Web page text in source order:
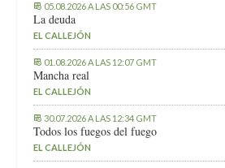
05.08.2026 A LAS 00:56 GMT
La deuda
EL CALLEJÓN
01.08.2026 A LAS 12:07 GMT
Mancha real
EL CALLEJÓN
30.07.2026 A LAS 12:34 GMT
Todos los fuegos del fuego
EL CALLEJÓN